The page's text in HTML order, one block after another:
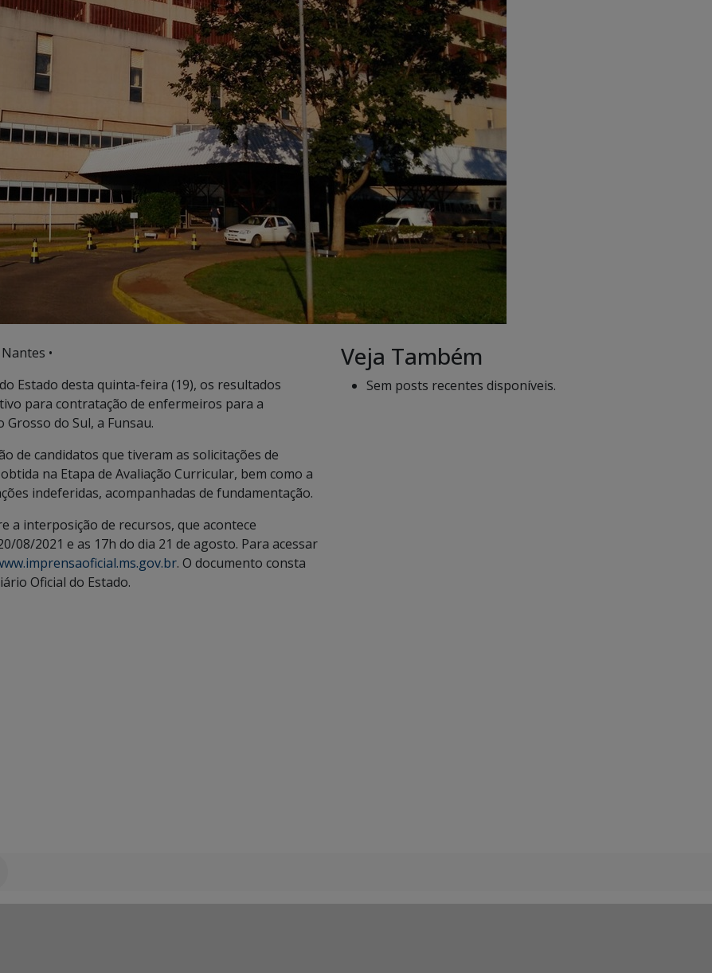
•
Estado desta quinta-feira (19), os resultados
para contratação de enfermeiros para a
Grosso do Sul, a Funsau.
de candidatos que tiveram as solicitações de
na Etapa de Avaliação Curricular, bem como a
indeferidas, acompanhadas de fundamentação.
a interposição de recursos, que acontece
08/2021 e as 17h do dia 21 de agosto. Para acessar
. O documento consta
Oficial do Estado.
Veja Também
Sem posts recentes disponíveis.